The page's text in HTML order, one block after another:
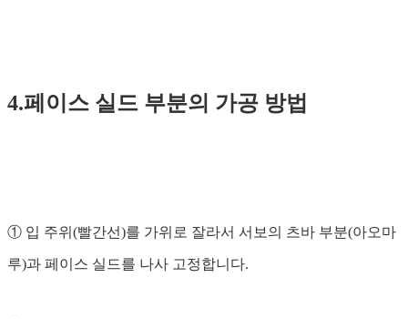
4.페이스 실드 부분의 가공 방법
① 입 주위(빨간선)를 가위로 잘라서 서보의 츠바 부분(아오마
루)과 페이스 실드를 나사 고정합니다.